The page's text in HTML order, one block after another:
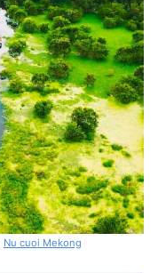
Nu cuoi Mekong